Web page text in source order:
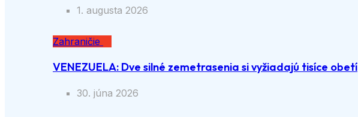
1. augusta 2026
Zahraničie
VENEZUELA: Dve silné zemetrasenia si vyžiadajú tisíce obetí
30. júna 2026